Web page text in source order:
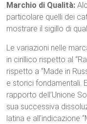
Marchio di Qualità:
particolare quelli dei
mostrare il sigillo di
Le variazioni nelle
in cirillico rispetto al
rispetto a “Made in
e storici fondamentali.
rapporto dell’Unione
sua successiva
latina e all’indicazione